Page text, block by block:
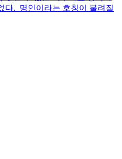
다. 명인이라는 호칭이 불려질